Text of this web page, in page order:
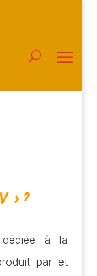
» ?
dédiée à la
par et